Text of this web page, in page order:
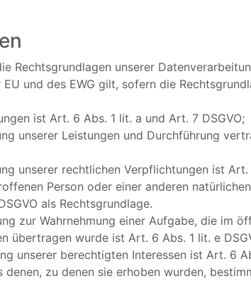
Rechtsgrundlagen unserer
und des EWG gilt, sofern die
ist Art. 6 Abs. 1 lit. a und Art. 7 DSGVO;
unserer Leistungen und Durchführung
unserer rechtlichen Verpflichtungen ist Art.
Person oder einer anderen
als Rechtsgrundlage.
zur Wahrnehmung einer Aufgabe, die im
wurde ist Art. 6 Abs. 1 lit. e
unserer berechtigten Interessen ist Art. 6
zu denen sie erhoben wurden,